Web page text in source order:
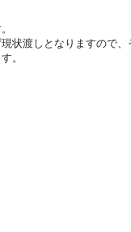
状渡しとなりますので、
。